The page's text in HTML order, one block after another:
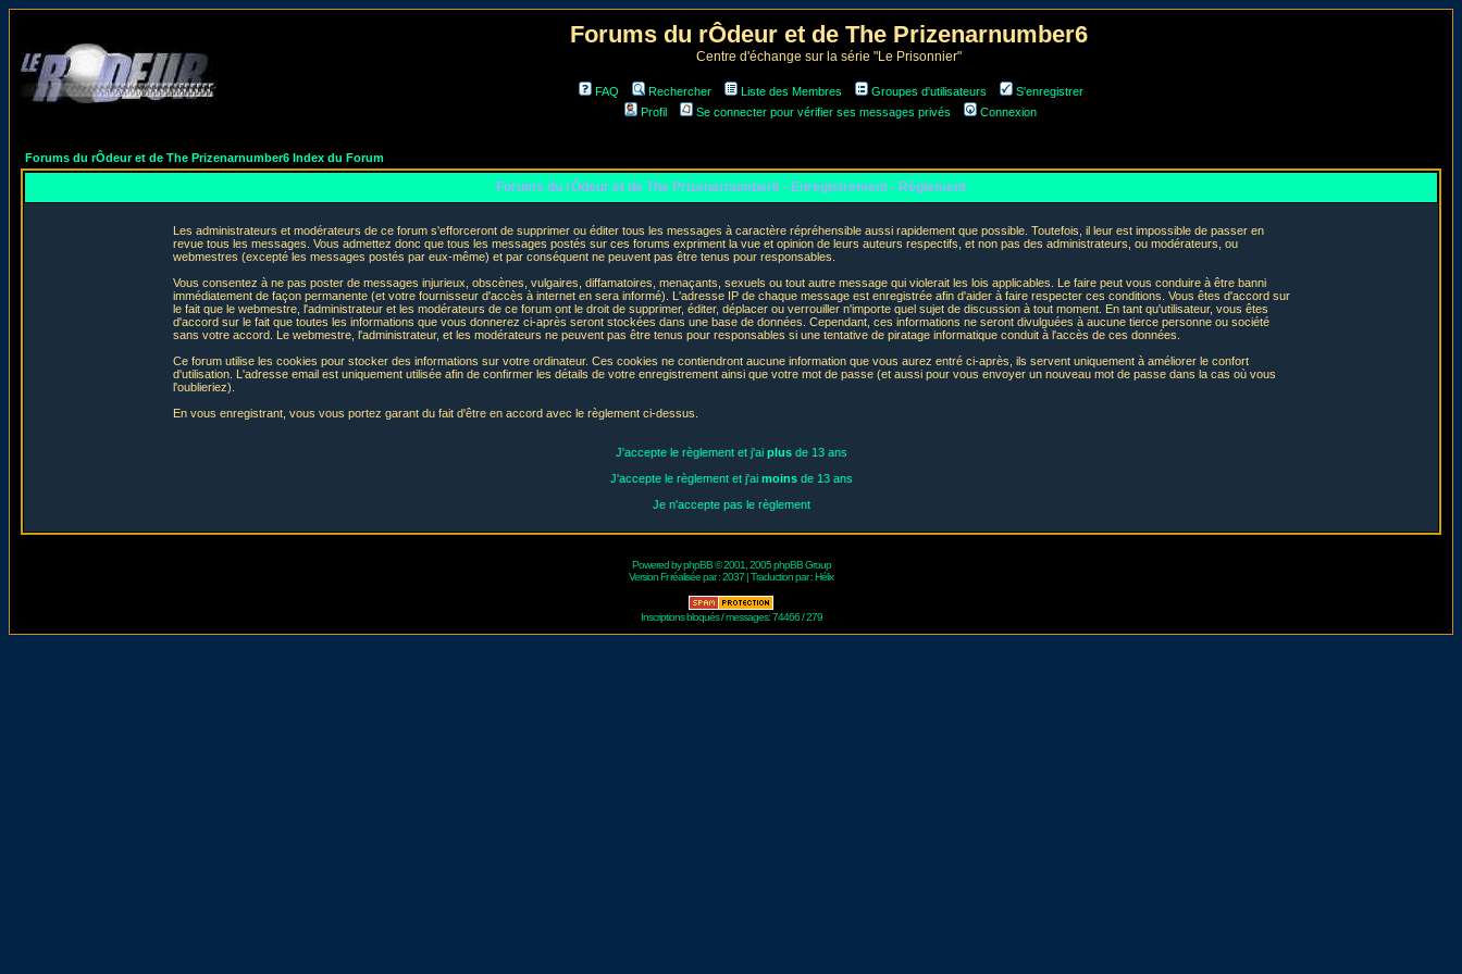
Forums du rÔdeur et de The Prizenarnumber6
Centre d'échange sur la série "Le Prisonnier"
FAQ Rechercher Liste des Membres Groupes d'utilisateurs
S'enregistrer
Profil
Se connecter pour vérifier ses messages privés Connexion
Forums du rÔdeur et de The Prizenarnumber6 Index du Forum
Forums du rÔdeur et de The Prizenarnumber6 - Enregistrement - Règlement
Les administrateurs et modérateurs de ce forum s'efforceront de supprimer ou éditer tous les messages à caractère répréhensible aussi rapidement que possible. Toutefois, il leur est impossible de passer en
revue tous les messages. Vous admettez donc que tous les messages postés sur ces forums expriment la vue et opinion de leurs auteurs respectifs, et non pas des administrateurs, ou modérateurs, ou
webmestres (excepté les messages postés par eux-même) et par conséquent ne peuvent pas être tenus pour responsables.
Vous consentez à ne pas poster de messages injurieux, obscènes, vulgaires, diffamatoires, menaçants, sexuels ou tout autre message qui violerait les lois applicables. Le faire peut vous conduire à être banni
immédiatement de façon permanente (et votre fournisseur d'accès à internet en sera informé). L'adresse IP de chaque message est enregistrée afin d'aider à faire respecter ces conditions. Vous êtes d'accord sur
le fait que le webmestre, l'administrateur et les modérateurs de ce forum ont le droit de supprimer, éditer, déplacer ou verrouiller n'importe quel sujet de discussion à tout moment. En tant qu'utilisateur, vous êtes
d'accord sur le fait que toutes les informations que vous donnerez ci-après seront stockées dans une base de données. Cependant, ces informations ne seront divulguées à aucune tierce personne ou société
sans votre accord. Le webmestre, l'administrateur, et les modérateurs ne peuvent pas être tenus pour responsables si une tentative de piratage informatique conduit à l'accès de ces données.
Ce forum utilise les cookies pour stocker des informations sur votre ordinateur. Ces cookies ne contiendront aucune information que vous aurez entré ci-après, ils servent uniquement à améliorer le confort
d'utilisation. L'adresse email est uniquement utilisée afin de confirmer les détails de votre enregistrement ainsi que votre mot de passe (et aussi pour vous envoyer un nouveau mot de passe dans la cas où vous
l'oublieriez).
En vous enregistrant, vous vous portez garant du fait d'être en accord avec le règlement ci-dessus.
J'accepte le règlement et j'ai plusde 13 ans
J'accepte le règlement et j'ai moinsde 13 ans
Je n'accepte pas le règlement
Powered byphpBB© 2001, 2005 phpBB Group
Version Fr réalisée par :2037 | Traduction par :Hélix
Inscriptions bloqués / messages: 74466 / 279